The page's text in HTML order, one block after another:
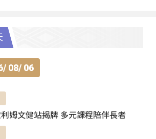
08/ 06
姆文健站揭牌 多元課程陪伴長者